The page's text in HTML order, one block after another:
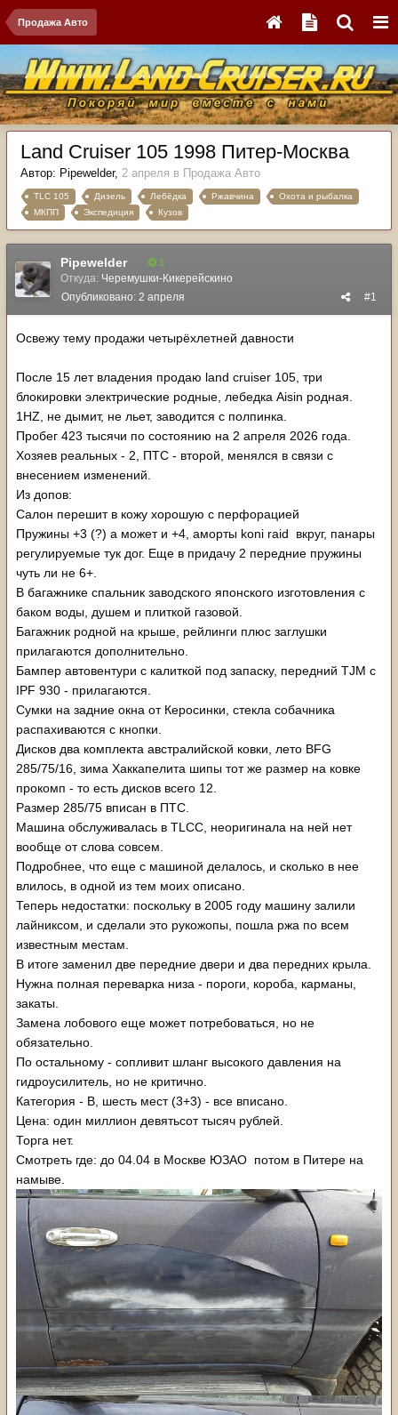
Продажа Авто
Land Cruiser 105 1998 Питер-Москва
Автор: Pipewelder, 2 апреля в Продажа Авто
TLC 105 Дизель Лебёдка Ржавчина
Охота и рыбалка
МКПП
Экспедиция Кузов
Pipewelder 1
Откуда: Черемушки-Кикерейскино
#1
Опубликовано: 2 апреля
Освежу тему продажи четырёхлетней давности
После 15 лет владения продаю land cruiser 105, три
блокировки электрические родные, лебедка Aisin родная.
1HZ, не дымит, не льет, заводится с полпинка.
Пробег 423 тысячи по состоянию на 2 апреля 2026 года.
Хозяев реальных - 2, ПТС - второй, менялся в связи с
внесением изменений.
Из допов:
Салон перешит в кожу хорошую с перфорацией
Пружины +3 (?) а может и +4, аморты koni raid вкруг, панары
регулируемые тук дог. Еще в придачу 2 передние пружины
чуть ли не 6+.
В багажнике спальник заводского японского изготовления с
баком воды, душем и плиткой газовой.
Багажник родной на крыше, рейлинги плюс заглушки
прилагаются дополнительно.
Бампер автовентури с калиткой под запаску, передний TJM с
IPF 930 - прилагаются.
Сумки на задние окна от Керосинки, стекла собачника
распахиваются с кнопки.
Дисков два комплекта австралийской ковки, лето BFG
285/75/16, зима Хаккапелита шипы тот же размер на ковке
прокомп - то есть дисков всего 12.
Размер 285/75 вписан в ПТС.
Машина обслуживалась в TLCC, неоригинала на ней нет
вообще от слова совсем.
Подробнее, что еще с машиной делалось, и сколько в нее
влилось, в одной из тем моих описано.
Теперь недостатки: поскольку в 2005 году машину залили
лайниксом, и сделали это рукожопы, пошла ржа по всем
известным местам.
В итоге заменил две передние двери и два передних крыла.
Нужна полная переварка низа - пороги, короба, карманы,
закаты.
Замена лобового еще может потребоваться, но не
обязательно.
По остальному - сопливит шланг высокого давления на
гидроусилитель, но не критично.
Категория - B, шесть мест (3+3) - все вписано.
Цена: один миллион девятьсот тысяч рублей.
Торга нет.
Смотреть где: до 04.04 в Москве ЮЗАО потом в Питере на
намыве.